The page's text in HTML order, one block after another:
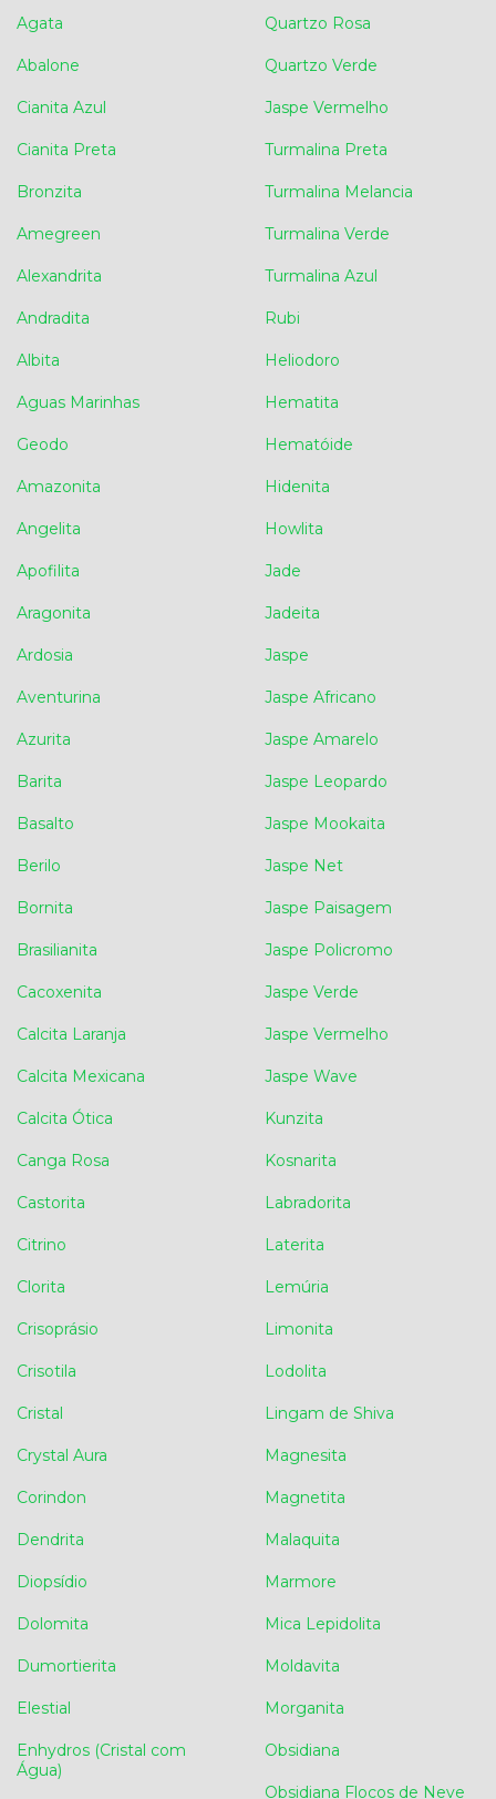
Agata
Abalone
Cianita Azul
Cianita Preta
Bronzita
Amegreen
Alexandrita
Andradita
Albita
Aguas Marinhas
Geodo
Amazonita
Angelita
Apofilita
Aragonita
Ardosia
Aventurina
Azurita
Barita
Basalto
Berilo
Bornita
Brasilianita
Cacoxenita
Calcita Laranja
Calcita Mexicana
Calcita Ótica
Canga Rosa
Castorita
Citrino
Clorita
Crisoprásio
Crisotila
Cristal
Crystal Aura
Corindon
Dendrita
Diopsídio
Dolomita
Dumortierita
Elestial
Enhydros (Cristal com
Água)
Quartzo Rosa
Quartzo Verde
Jaspe Vermelho
Turmalina Preta
Turmalina Melancia
Turmalina Verde
Turmalina Azul
Rubi
Heliodoro
Hematita
Hematóide
Hidenita
Howlita
Jade
Jadeita
Jaspe
Jaspe Africano
Jaspe Amarelo
Jaspe Leopardo
Jaspe Mookaita
Jaspe Net
Jaspe Paisagem
Jaspe Policromo
Jaspe Verde
Jaspe Vermelho
Jaspe Wave
Kunzita
Kosnarita
Labradorita
Laterita
Lemúria
Limonita
Lodolita
Lingam de Shiva
Magnesita
Magnetita
Malaquita
Marmore
Mica Lepidolita
Moldavita
Morganita
Obsidiana
Obsidiana Flocos de Neve